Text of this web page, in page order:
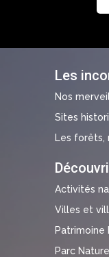
Les
Nos
Sites
Les forêts,
Activités
Villes et
Patrimoine
Parc